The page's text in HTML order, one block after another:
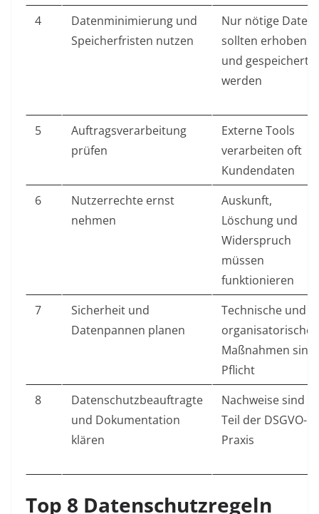
4
Datenminimierung und
Speicherfristen nutzen
Nur nötige Daten
sollten erhoben
und gespeichert
werden
5
Auftragsverarbeitung
prüfen
Externe Tools
verarbeiten oft
Kundendaten
6
Nutzerrechte ernst
nehmen
Auskunft,
Löschung und
Widerspruch
müssen
funktionieren
7
Sicherheit und
Datenpannen planen
Technische und
organisatorische
Maßnahmen sind
Pflicht
8
Datenschutzbeauftragte
und Dokumentation
klären
Nachweise sind
Teil der DSGVO-
Praxis
Top 8 Datenschutzregeln